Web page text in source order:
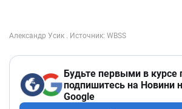
Будьте первыми в курсе
подпишитесь на Новини
Google